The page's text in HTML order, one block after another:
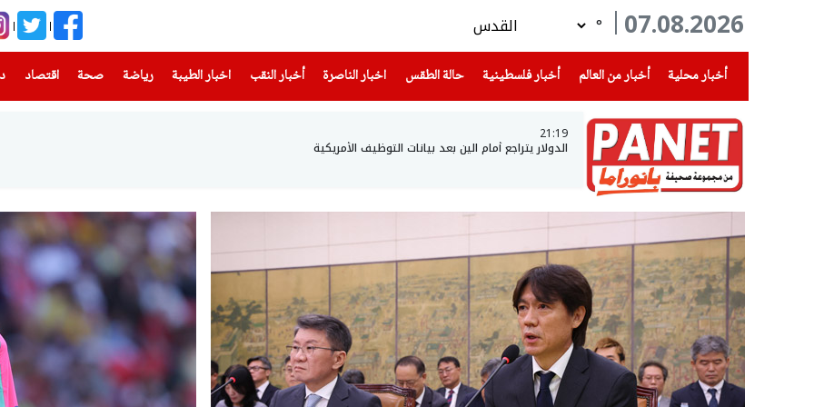
07.08.2026
°
أخبار محلية
(current) أخبار من العالم أخبار فلسطينية(current) حالة الطقس اخبار الناصرة
(current) أخبار النقب اخبار الطيبة(current) رياضة
(current) صحة(current) اقتصاد
21:19
الدولار يتراجع أمام الين بعد بيانات التوظيف الأمريكية